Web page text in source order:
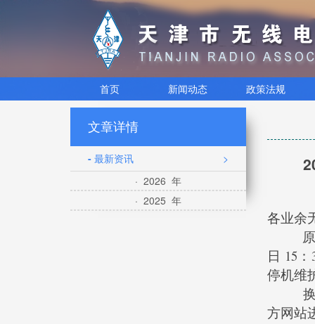
首页 新闻动态 政策法规
文章详情
- 最新资讯
>
· 2026 年
· 2025 年
各业余
原定
日 15
停机维
换证
方网站